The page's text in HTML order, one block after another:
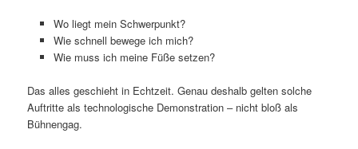
Wo liegt mein Schwerpunkt?
Wie schnell bewege ich mich?
Wie muss ich meine Füße setzen?
Das alles geschieht in Echtzeit. Genau deshalb gelten solche
Auftritte als technologische Demonstration – nicht bloß als
Bühnengag.